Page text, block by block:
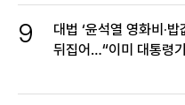
9
대법 ‘윤석열 영화비·밥
뒤집어…“이미 대통령